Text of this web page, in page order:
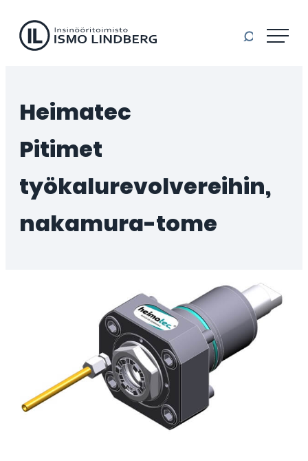
Siirry
suoraan
sisältöön
Lindberg
Oy
Heimatec
pitimet
työkalurevolvereihin,
nakamura-tome